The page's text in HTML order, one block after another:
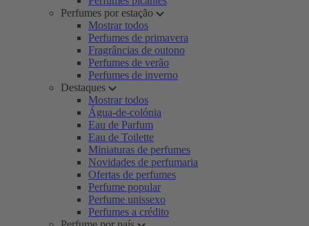
Perfumes por estação
Mostrar todos
Perfumes de primavera
Fragrâncias de outono
Perfumes de verão
Perfumes de inverno
Destaques
Mostrar todos
Água-de-colónia
Eau de Parfum
Eau de Toilette
Miniaturas de perfumes
Novidades de perfumaria
Ofertas de perfumes
Perfume popular
Perfume unissexo
Perfumes a crédito